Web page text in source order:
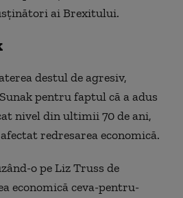
ai Brexitului.
destul de agresiv,
pentru faptul că a adus
nivel din ultimii 70 de ani,
redresarea economică.
o pe Liz Truss de
economică ceva-pentru-